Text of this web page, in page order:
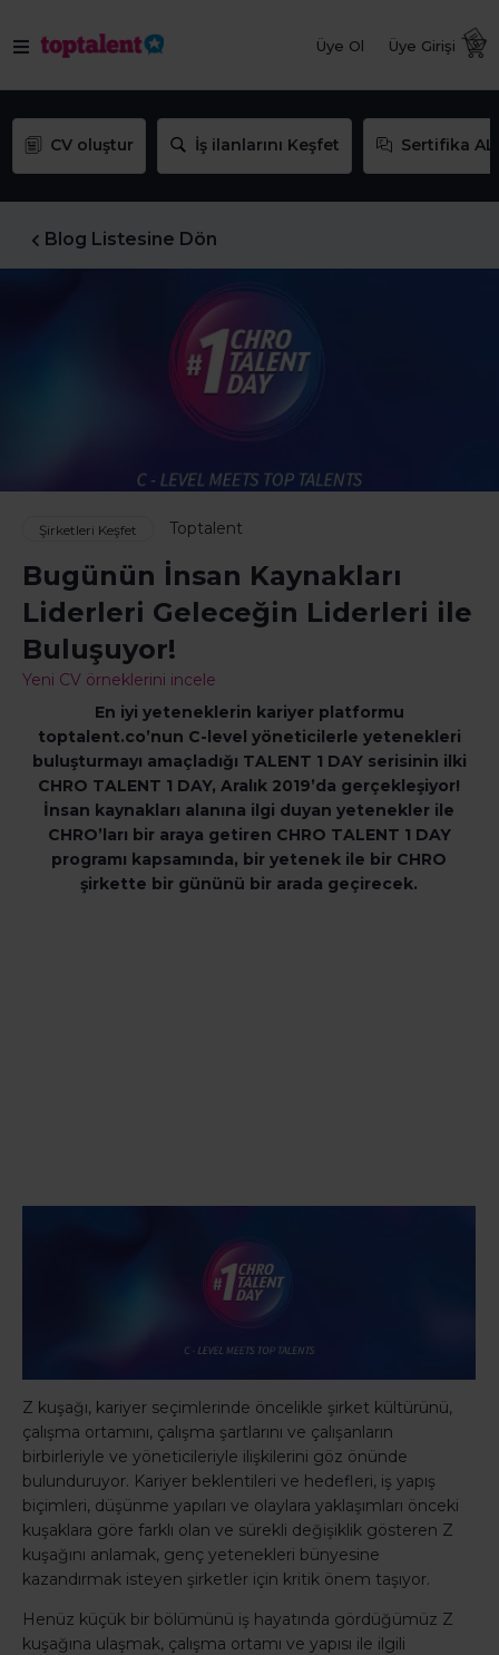
Üye Ol Üye Girişi
CV oluştur İş ilanlarını Keşfet Sertifika AL
Blog Listesine Dön
Şirketleri Keşfet Toptalent
Bugünün İnsan Kaynakları
Liderleri Geleceğin Liderleri ile
Buluşuyor!
Yeni CV örneklerini incele
En iyi yeteneklerin kariyer platformu
toptalent.co’nun C-level yöneticilerle yetenekleri
buluşturmayı amaçladığı TALENT 1 DAY serisinin ilki
CHRO TALENT 1 DAY, Aralık 2019’da gerçekleşiyor!
İnsan kaynakları alanına ilgi duyan yetenekler ile
CHRO’ları bir araya getiren CHRO TALENT 1 DAY
programı kapsamında, bir yetenek ile bir CHRO
şirkette bir gününü bir arada geçirecek.
Z kuşağı, kariyer seçimlerinde öncelikle şirket kültürünü,
çalışma ortamını, çalışma şartlarını ve çalışanların
birbirleriyle ve yöneticileriyle ilişkilerini göz önünde
bulunduruyor. Kariyer beklentileri ve hedefleri, iş yapış
biçimleri, düşünme yapıları ve olaylara yaklaşımları önceki
kuşaklara göre farklı olan ve sürekli değişiklik gösteren Z
kuşağını anlamak, genç yetenekleri bünyesine
kazandırmak isteyen şirketler için kritik önem taşıyor.
Henüz küçük bir bölümünü iş hayatında gördüğümüz Z
kuşağına ulaşmak, çalışma ortamı ve yapısı ile ilgili